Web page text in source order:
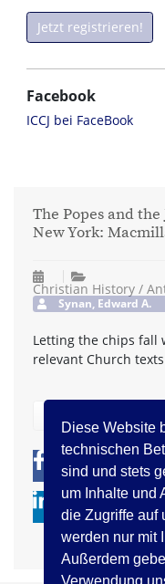
Diese Website
technischen
sind und stets
um Inhalte und
die Zugriffe auf
werden nur mit
Außerdem
Verwendung
Jetzt registrieren!
Facebook
ICCJ bei FaceBook
The Popes and
New York:
Christian History /
Synan, Edward A.
Letting the chips fall
relevant Church